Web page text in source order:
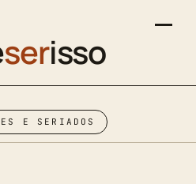
serisso
E SERIADOS